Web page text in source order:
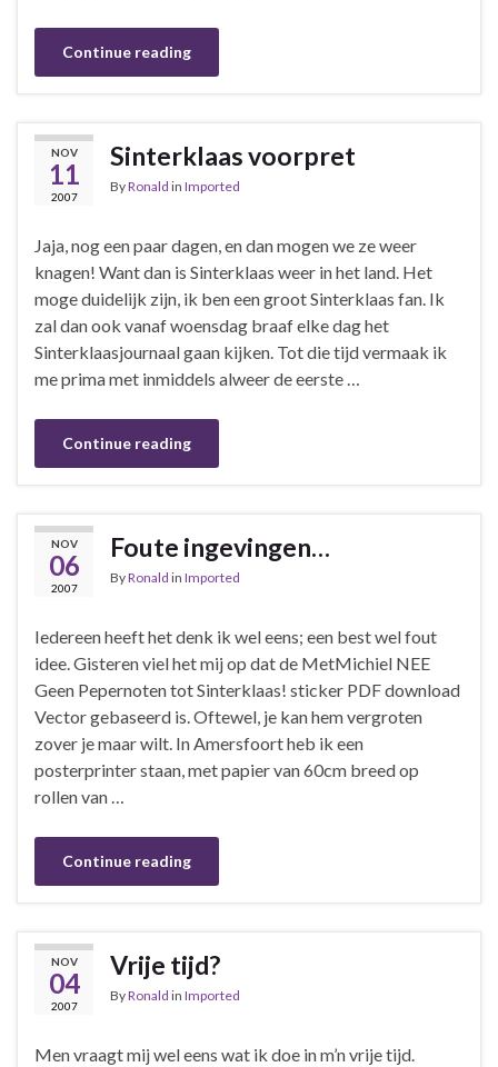
Continue reading
NOV
11
2007
Sinterklaas voorpret
ByRonald in Imported
Jaja, nog een paar dagen, en dan mogen we ze weer
knagen! Want dan is Sinterklaas weer in het land. Het
moge duidelijk zijn, ik ben een groot Sinterklaas fan. Ik
zal dan ook vanaf woensdag braaf elke dag het
Sinterklaasjournaal gaan kijken. Tot die tijd vermaak ik
me prima met inmiddels alweer de eerste …
Continue reading
NOV
06
2007
Foute ingevingen…
ByRonald in Imported
Iedereen heeft het denk ik wel eens; een best wel fout
idee. Gisteren viel het mij op dat de MetMichiel NEE
Geen Pepernoten tot Sinterklaas! sticker PDF download
Vector gebaseerd is. Oftewel, je kan hem vergroten
zover je maar wilt. In Amersfoort heb ik een
posterprinter staan, met papier van 60cm breed op
rollen van …
Continue reading
NOV
04
2007
Vrije tijd?
ByRonald in Imported
Men vraagt mij wel eens wat ik doe in m’n vrije tijd.